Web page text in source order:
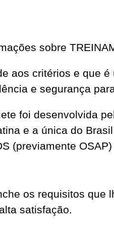
sobre
aos critérios e que
e segurança
foi desenvolvida
e a única do
(previamente
os requisitos
satisfação.